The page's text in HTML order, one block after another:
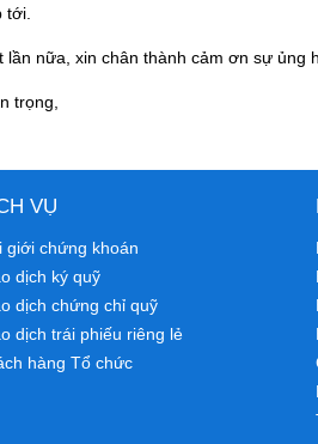
tới.
lần nữa, xin chân thành cảm ơn sự ủng
trọng,
VỤ
giới chứng khoán
dịch ký quỹ
dịch chứng chỉ quỹ
dịch trái phiếu riêng lẻ
hàng Tổ chức